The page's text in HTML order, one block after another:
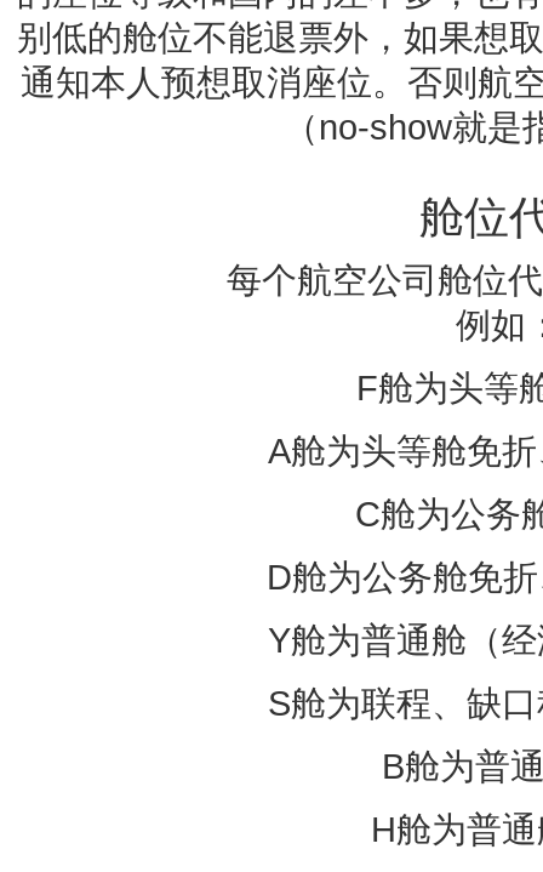
别低的舱位不能退票外，如果想
通知本人预想取消座位。否则航
（no-show就是
舱位
每个航空公司舱位
例如
F舱为头等
A舱为头等舱免
C舱为公务
D舱为公务舱免
Y舱为普通舱（
S舱为联程、缺
B舱为普
H舱为普